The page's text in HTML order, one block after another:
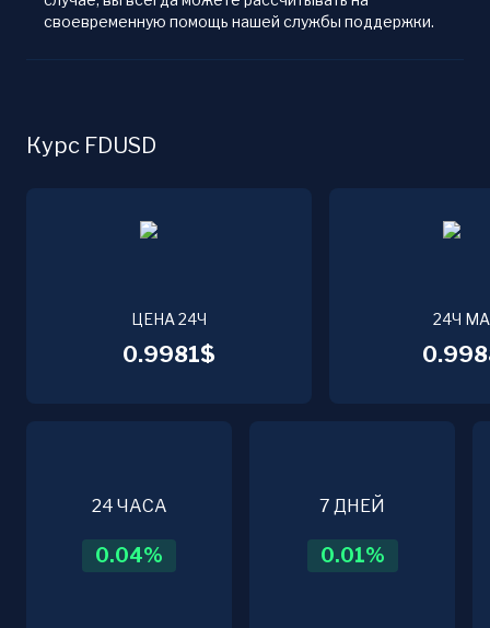
своевременную помощь нашей службы поддержки.
Курс FDUSD
ЦЕНА 24Ч
0.9981$
24Ч
24 ЧАСА
0.04%
7 ДНЕЙ
0.01%